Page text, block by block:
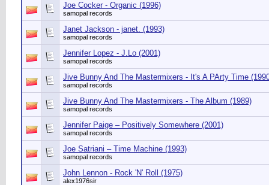
Joe Cocker - Organic (1996)
samopal records
Janet Jackson - janet. (1993)
samopal records
Jennifer Lopez - J.Lo (2001)
samopal records
Jive Bunny And The Mastermixers - It's A PArty Time
samopal records
Jive Bunny And The Mastermixers - The Album (1989)
samopal records
Jennifer Paige – Positively Somewhere (2001)
samopal records
Joe Satriani – Time Machine (1993)
samopal records
John Lennon - Rock 'N' Roll (1975)
alex1976sir